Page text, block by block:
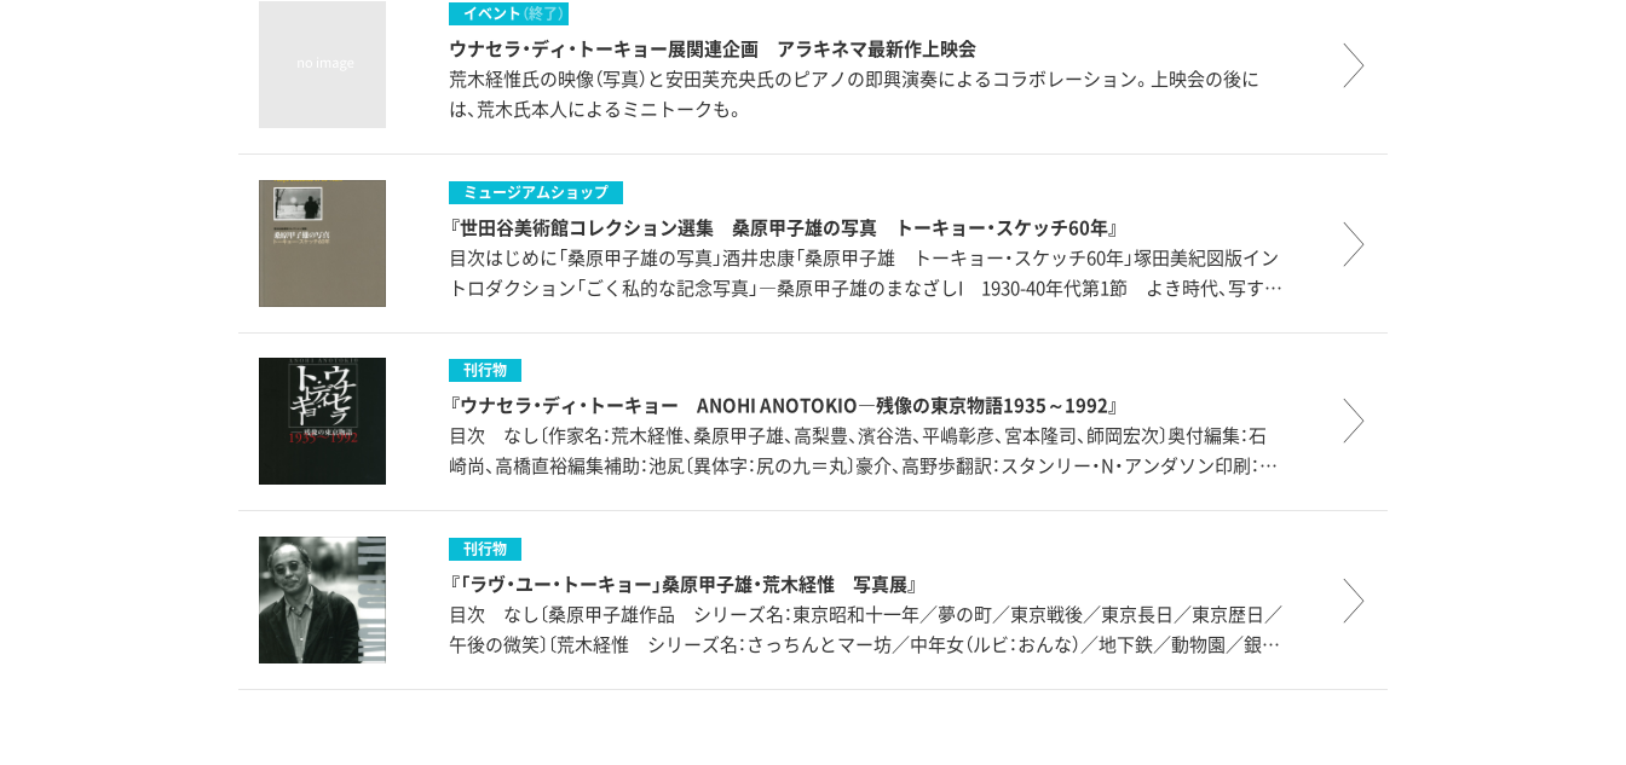
イベント （終了）
ウナセラ・ディ・トーキョー展関連企画 アラキネマ最新作上映会
荒木経惟氏の映像（写真）と安田芙充央氏のピアノの即興演奏によるコラボレーション。上映会の後に
は、荒木氏本人によるミニトークも。
ミュージアムショップ
『世田谷美術館コレクション選集 桑原甲子雄の写真 トーキョー・スケッチ60年』
目次はじめに「桑原甲子雄の写真」酒井忠康「桑原甲子雄 トーキョー・スケッチ60年」塚田美紀図版イン
トロダクション「ごく私的な記念写真」―桑原甲子雄のまなざしI 1930-40年代第1節 よき時代、写す…
刊行物
『ウナセラ・ディ・トーキョー ANOHI ANOTOKIO―残像の東京物語1935～1992』
目次 なし〔作家名：荒木経惟、桑原甲子雄、高梨豊、濱谷浩、平嶋彰彦、宮本隆司、師岡宏次〕奥付編集：石
崎尚、高橋直裕編集補助：池㞍〔異体字：尻の九＝丸〕豪介、高野歩翻訳：スタンリー・N・アンダソン印刷：…
刊行物
『「ラヴ・ユー・トーキョー」桑原甲子雄・荒木経惟 写真展』
目次 なし〔桑原甲子雄作品 シリーズ名：東京昭和十一年／夢の町／東京戦後／東京長日／東京歴日／
午後の微笑〕〔荒木経惟 シリーズ名：さっちんとマー坊／中年女（ルビ：おんな）／地下鉄／動物園／銀…